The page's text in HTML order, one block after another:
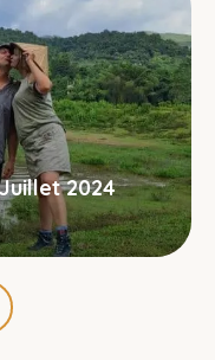
2024